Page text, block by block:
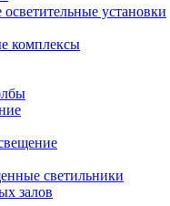
установки
комплексы
светильники
залов